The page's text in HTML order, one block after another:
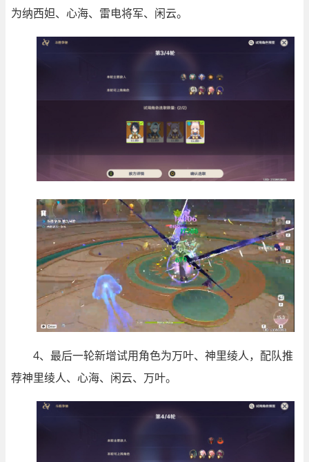
为纳西妲、心海、雷电将军、闲云。
4、最后一轮新增试用角色为万叶、神里绫人，配队推
荐神里绫人、心海、闲云、万叶。